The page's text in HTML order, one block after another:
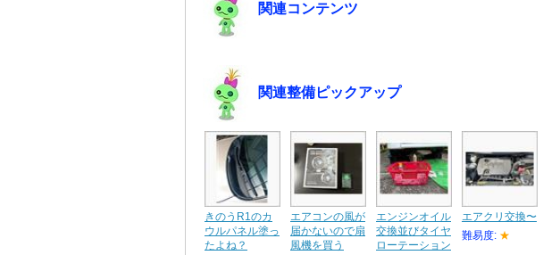
関連コンテンツ
関連整備ピックアップ
きのうR1のカ
ウルパネル塗っ
たよね？
エアコンの風が
届かないので扇
風機を買う
エンジンオイル
交換並びタイヤ
ローテーション
エアクリ交換〜
難易度: ★